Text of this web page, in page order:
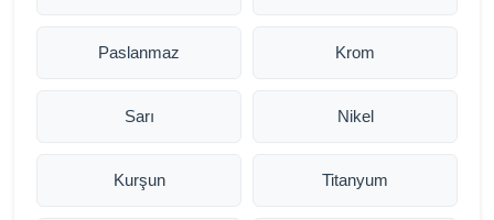
Paslanmaz Krom
Sarı Nikel
Kurşun Titanyum